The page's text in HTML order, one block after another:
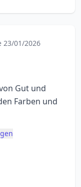
23/01/2026
Gut und
Farben und